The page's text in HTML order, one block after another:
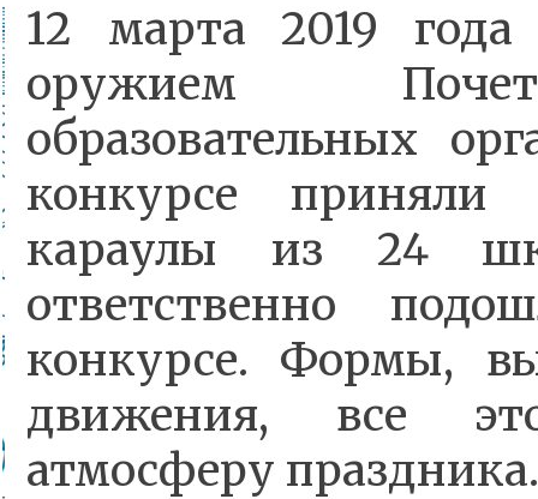
12 марта 2019
оружием
образовательных
конкурсе приняли
караулы из 24
ответственно
конкурсе. Формы,
движения, все это
атмосферу праздника.